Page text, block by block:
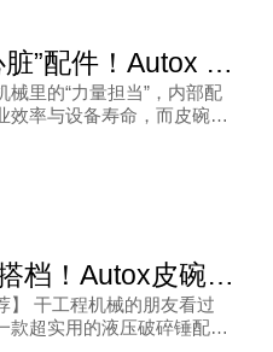
液压破碎锤“心脏”配件！Autox HB20G皮碗，耐磨耐用超靠谱
里的“力量担当”，内部配
效率与设备寿命，而皮碗
“心脏部件”，承担着密
天要给
液压破碎锤好搭档！Autox皮碗UB11-2，品质配件选它就对了
看过
款超实用的液压破碎锤配件